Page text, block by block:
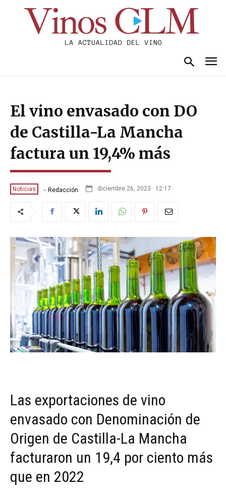
El vino envasado con DO
de Castilla-La Mancha
factura un 19,4% más
Noticias - Redacción diciembre 26, 2023 · 12:17
Las exportaciones de vino
envasado con Denominación de
Origen de Castilla-La Mancha
facturaron un 19,4 por ciento más
que en 2022